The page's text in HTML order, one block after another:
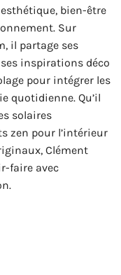
bien-être
Sur
il partage ses
inspirations déco
pour intégrer les
quotidienne. Qu’il
solaires
zen pour l’intérieur
Clément
faire avec